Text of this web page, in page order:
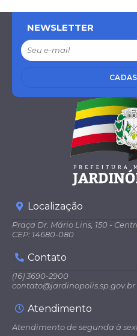
NEWSLETTER
Localização
Praça Dr. Mário Lins, 150 -
CEP: 14680-080
Contato
(16) 3690-2900
contato@jardinopolis.sp.gov.br
Atendimento
Atendimento de segunda à